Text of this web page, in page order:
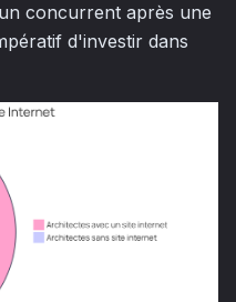
concurrent après une
d'investir dans